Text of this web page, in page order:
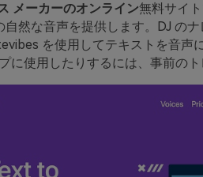
メーカーのオンライン無料サイ
自然な音声を提供します。DJ の
を使用してテキストを音声
に使用したりするには、事前の